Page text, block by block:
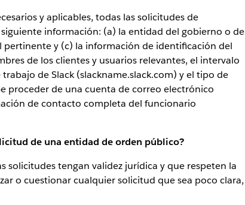
y aplicables, todas las solicitudes de
información: (a) la entidad del gobierno o de
y (c) la información de identificación del
de los clientes y usuarios relevantes, el intervalo
de Slack (slackname.slack.com) y el tipo de
proceder de una cuenta de correo electrónico
de contacto completa del funcionario
de una entidad de orden público?
solicitudes tengan validez jurídica y que respeten la
o cuestionar cualquier solicitud que sea poco clara,